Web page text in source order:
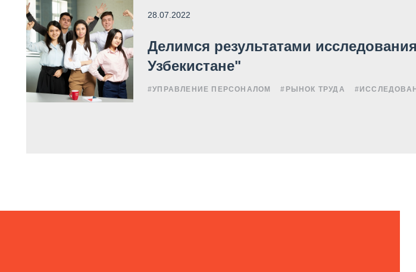
28.07.2022
Делимся результатами
Узбекистане"
#УПРАВЛЕНИЕ ПЕРСОНАЛОМ #РЫНОК ТРУДА